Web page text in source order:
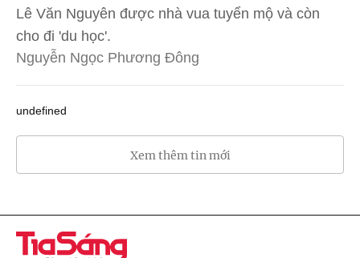
Lê Văn Nguyên được nhà vua tuyển mộ và còn
cho đi 'du học'.
Nguyễn Ngọc Phương Đông
undefined
Xem thêm tin mới